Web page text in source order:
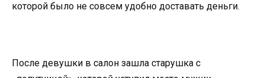
которой было не совсем удобно доставать деньги.
После девушки в салон зашла старушка с